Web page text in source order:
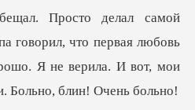
говорил, что первая любовь
Я не ве